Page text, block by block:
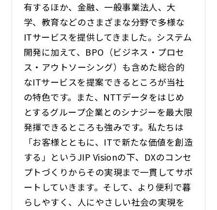
有するほか、金融、一般事業法人、大
学、教育などのさまざまな分野で多様な
ITサービスを提供してきました。システム
開発に加えて、BPO（ビジネス・プロセ
ス・アウトソーシング）も含めた総合的
なITサービスを提案できるところが当社
の特色です。また、NTTデータをはじめ
とするグループ企業とのシナジーを最大限
発揮できるところも強みです。私たちは
「お客様とともに、ITで新たな価値を創造
する」というJIP Visionの下、DXのコンセ
プトづくりからその実現まで一貫してサポ
ートしていきます。そして、より便利で暮
らしやすく、人にやさしい社会の実現を